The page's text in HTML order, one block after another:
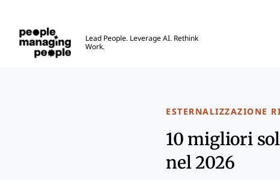
Lead People. Leverage AI. Rethink
Work.
ESTERNALIZZAZIONE
10 migliori
nel 2026